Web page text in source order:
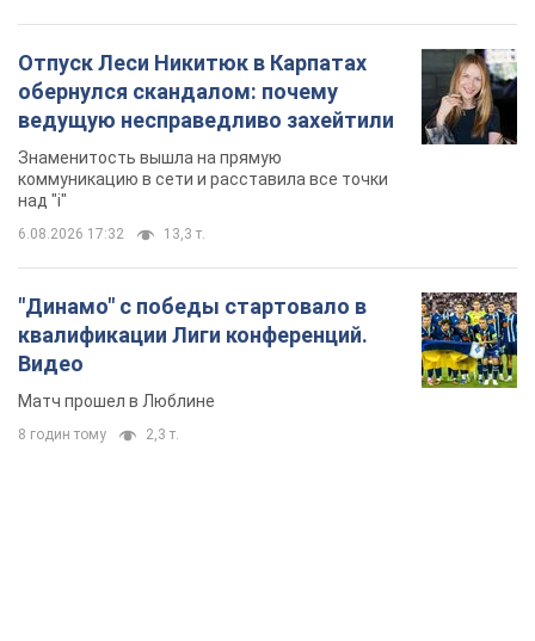
Отпуск Леси Никитюк в Карпатах
обернулся скандалом: почему
ведущую несправедливо захейтили
Знаменитость вышла на прямую
коммуникацию в сети и расставила все точки
над "i"
6.08.2026 17:32 13,3 т.
"Динамо" с победы стартовало в
квалификации Лиги конференций.
Видео
Матч прошел в Люблине
8 годин тому 2,3 т.